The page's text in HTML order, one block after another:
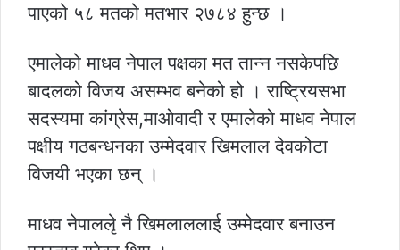
पाएको ५८ मतको मतभार २७८४ हुन्छ ।
एमालेको माधव नेपाल पक्षका मत तान्न नसकेपछि
बादलको विजय असम्भव बनेको हो । राष्ट्रियसभा
सदस्यमा कांग्रेस,माओवादी र एमालेको माधव नेपाल
पक्षीय गठबन्धनका उम्मेदवार खिमलाल देवकोटा
विजयी भएका छन् ।
माधव नेपाललृे नै खिमलाललाई उम्मेदवार बनाउन